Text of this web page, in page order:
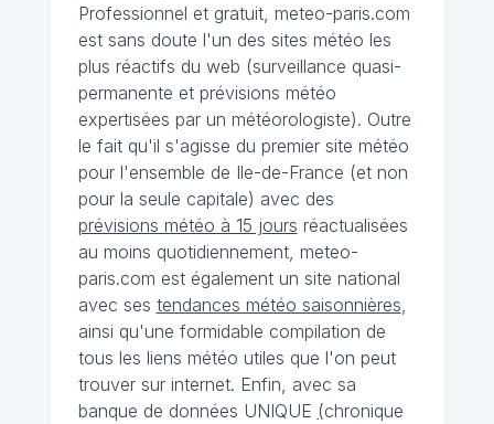
Professionnel et gratuit, meteo-paris.com
est sans doute l'un des sites météo les
plus réactifs du web (surveillance quasi-
permanente et prévisions météo
expertisées par un météorologiste). Outre
le fait qu'il s'agisse du premier site météo
pour l'ensemble de Ile-de-France (et non
pour la seule capitale) avec des
prévisions météo à 15 jours réactualisées
au moins quotidiennement, meteo-
paris.com est également un site national
avec ses tendances météo saisonnières
ainsi qu'une formidable compilation de
tous les liens météo utiles que l'on peut
trouver sur internet. Enfin, avec sa
banque de données UNIQUE (chronique